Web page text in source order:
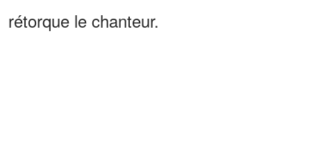
rétorque le chanteur.